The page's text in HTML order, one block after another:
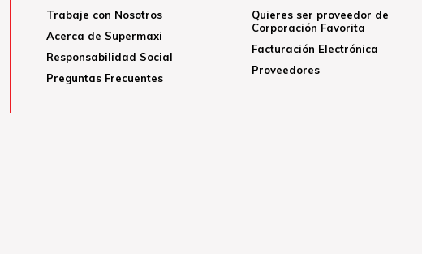
Trabaje con Nosotros
Acerca de Supermaxi
Responsabilidad Social
Preguntas Frecuentes
Quieres ser proveedor de
Corporación Favorita
Facturación Electrónica
Proveedores